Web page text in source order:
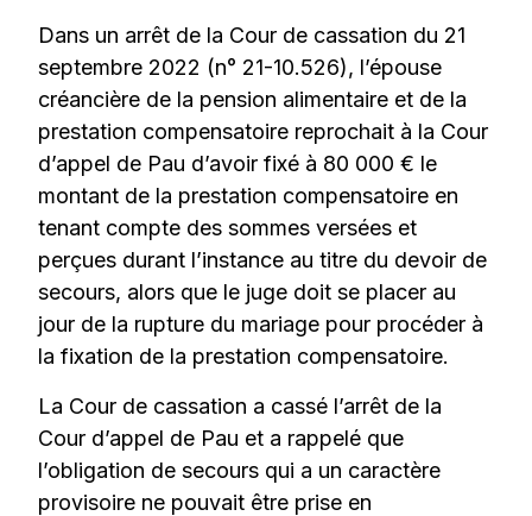
Dans un arrêt de la Cour de cassation du 21
septembre 2022 (n° 21-10.526), l’épouse
créancière de la pension alimentaire et de la
prestation compensatoire reprochait à la Cour
d’appel de Pau d’avoir fixé à 80 000 € le
montant de la prestation compensatoire en
tenant compte des sommes versées et
perçues durant l’instance au titre du devoir de
secours, alors que le juge doit se placer au
jour de la rupture du mariage pour procéder à
la fixation de la prestation compensatoire.
La Cour de cassation a cassé l’arrêt de la
Cour d’appel de Pau et a rappelé que
l’obligation de secours qui a un caractère
provisoire ne pouvait être prise en